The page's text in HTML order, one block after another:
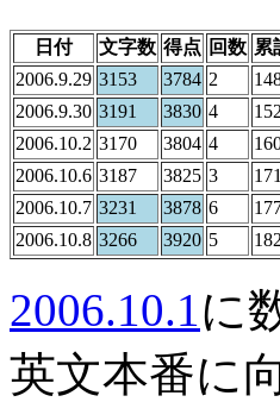
日付 文字数 得点 回数 累
2006.9.29 3153 3784 2
2006.9.30 3191 3830 4 152
2006.10.2 3170 3804 4
2006.10.6 3187 3825 3 171
2006.10.7 3231 3878 6
2006.10.8 3266 3920 5 182
2006.10.1に
英文本番に